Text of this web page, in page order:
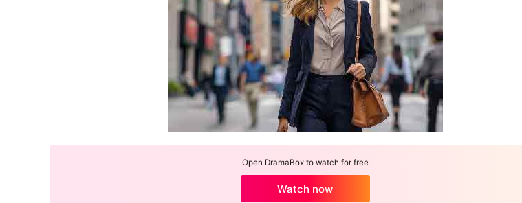
Open DramaBox to watch for free
Watch now